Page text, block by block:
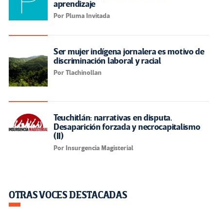
aprendizaje
Por Pluma Invitada
Ser mujer indígena jornalera es motivo de
discriminación laboral y racial
Por Tlachinollan
Teuchitlán: narrativas en disputa.
Desaparición forzada y necrocapitalismo
(II)
Por Insurgencia Magisterial
OTRAS VOCES DESTACADAS